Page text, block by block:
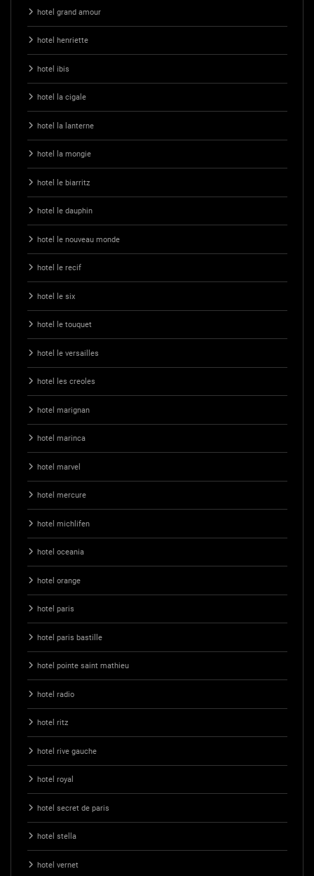
hotel grand amour
hotel henriette
hotel ibis
hotel la cigale
hotel la lanterne
hotel la mongie
hotel le biarritz
hotel le dauphin
hotel le nouveau monde
hotel le recif
hotel le six
hotel le touquet
hotel le versailles
hotel les creoles
hotel marignan
hotel marinca
hotel marvel
hotel mercure
hotel michlifen
hotel oceania
hotel orange
hotel paris
hotel paris bastille
hotel pointe saint mathieu
hotel radio
hotel ritz
hotel rive gauche
hotel royal
hotel secret de paris
hotel stella
hotel vernet